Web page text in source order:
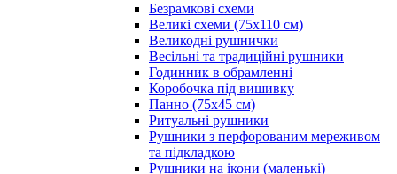
Безрамкові схеми
Великі схеми (75х110 см)
Великодні рушнички
Весільні та традиційні рушники
Годинник в обрамленні
Коробочка під вишивку
Панно (75х45 см)
Ритуальні рушники
Рушники з перфорованим мереживом
та підкладкою
Рушники на ікони (маленькі)